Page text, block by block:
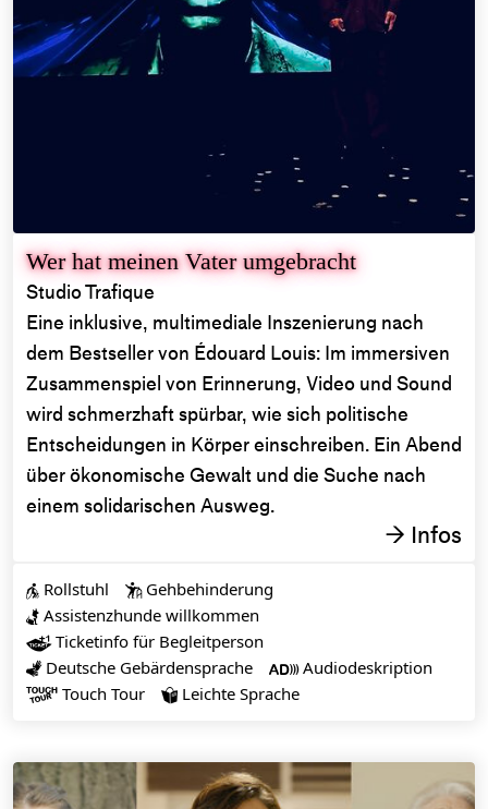
Wer hat meinen Vater umgebracht
Studio Trafique
Eine inklusive, multimediale Inszenierung nach
dem Bestseller von Édouard Louis: Im immersiven
Zusammenspiel von Erinnerung, Video und Sound
wird schmerzhaft spürbar, wie sich politische
Entscheidungen in Körper einschreiben. Ein Abend
über ökonomische Gewalt und die Suche nach
einem solidarischen Ausweg.
→ Infos
 Rollstuhl Gehbehinderung
 Assistenzhunde willkommen
Ticketinfo für Begleitperson
Deutsche Gebärdensprache Audiodeskription
 Touch Tour  Leichte Sprache